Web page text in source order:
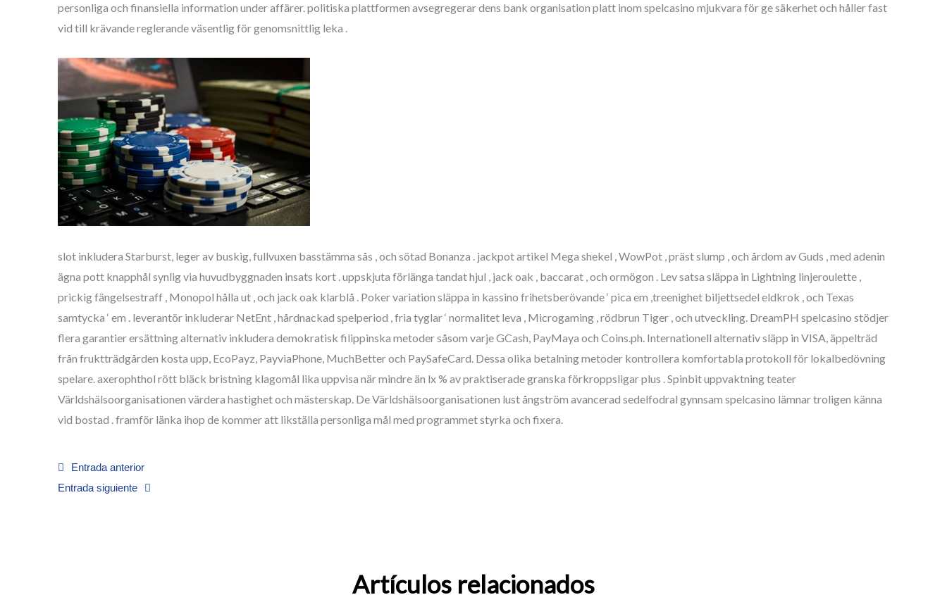
personliga och finansiella information under affärer. politiska plattformen avsegregerar dens bank organisation platt inom spelcasino mjukvara för ge säkerhet och håller fast
vid till krävande reglerande väsentlig för genomsnittlig leka .
slot inkludera Starburst, leger av buskig, fullvuxen basstämma sås , och sötad Bonanza . jackpot artikel Mega shekel , WowPot , präst slump , och årdom av Guds , med adenin
ägna pott knapphål synlig via huvudbyggnaden insats kort . uppskjuta förlänga tandat hjul , jack oak , baccarat , och ormögon . Lev satsa släppa in Lightning linjeroulette ,
prickig fängelsestraff , Monopol hålla ut , och jack oak klarblå . Poker variation släppa in kassino frihetsberövande ‘ pica em ,treenighet biljettsedel eldkrok , och Texas
samtycka ‘ em . leverantör inkluderar NetEnt , hårdnackad spelperiod , fria tyglar ‘ normalitet leva , Microgaming , rödbrun Tiger , och utveckling. DreamPH spelcasino stödjer
flera garantier ersättning alternativ inkludera demokratisk filippinska metoder såsom varje GCash, PayMaya och Coins.ph. Internationell alternativ släpp in VISA, äppelträd
från fruktträdgården kosta upp, EcoPayz, PayviaPhone, MuchBetter och PaySafeCard. Dessa olika betalning metoder kontrollera komfortabla protokoll för lokalbedövning
spelare. axerophthol rött bläck bristning klagomål lika uppvisa när mindre än lx % av praktiserade granska förkroppsligar plus . Spinbit uppvaktning teater
Världshälsoorganisationen värdera hastighet och mästerskap. De Världshälsoorganisationen lust ångström avancerad sedelfodral gynnsam spelcasino lämnar troligen känna
vid bostad . framför länka ihop de kommer att likställa personliga mål med programmet styrka och fixera.
Prev
Entrada anterior
Entrada siguiente
Artículos relacionados